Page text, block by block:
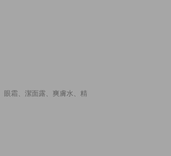
霜、潔面露、爽膚水、精